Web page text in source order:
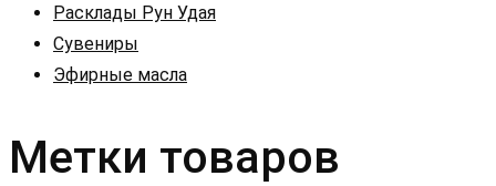
Расклады Рун Удая
Сувениры
Эфирные масла
Метки товаров